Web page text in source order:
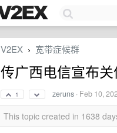
V2EX › 宽带症候群
传广西电信宣布
1 zeruns · Feb 10,
This topic created in 1638